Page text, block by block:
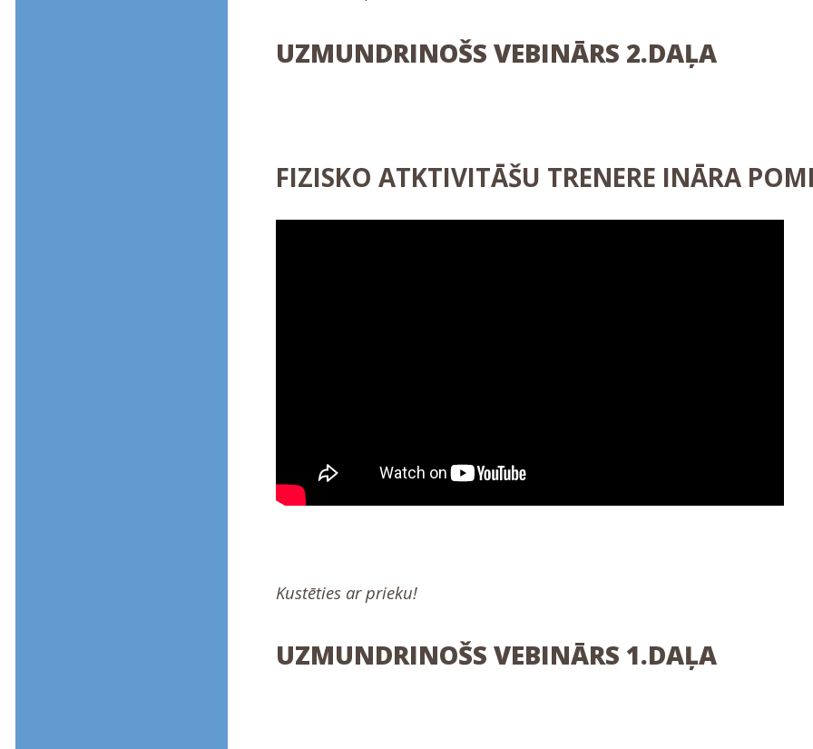
UZMUNDRINOŠS VEBINĀRS 2.DAĻA
FIZISKO ATKTIVITĀŠU TRENERE INĀRA
Kustēties ar prieku!
UZMUNDRINOŠS VEBINĀRS 1.DAĻA